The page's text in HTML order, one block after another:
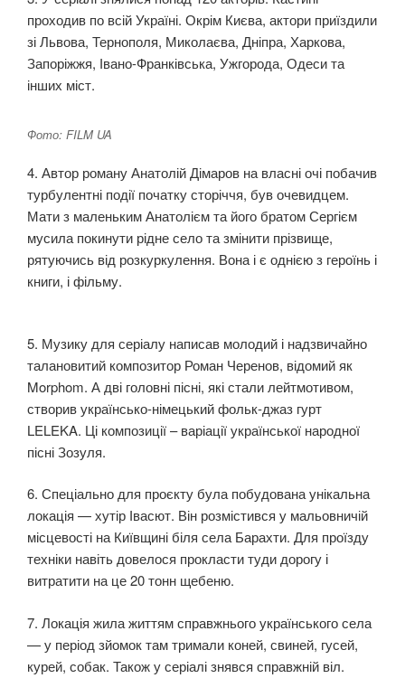
проходив по всій Україні. Окрім Києва, актори приїздили
зі Львова, Тернополя, Миколаєва, Дніпра, Харкова,
Запоріжжя, Івано-Франківська, Ужгорода, Одеси та
інших міст.
Фото: FILM UA
4. Автор роману Анатолій Дімаров на власні очі побачив
турбулентні події початку сторіччя, був очевидцем.
Мати з маленьким Анатолієм та його братом Сергієм
мусила покинути рідне село та змінити прізвище,
рятуючись від розкуркулення. Вона і є однією з героїнь і
книги, і фільму.
5. Музику для серіалу написав молодий і надзвичайно
талановитий композитор Роман Черенов, відомий як
Morphom. А дві головні пісні, які стали лейтмотивом,
створив українсько-німецький фольк-джаз гурт
LELEKA. Ці композиції – варіації української народної
пісні Зозуля.
6. Спеціально для проєкту була побудована унікальна
локація — хутір Івасют. Він розмістився у мальовничій
місцевості на Київщині біля села Барахти. Для проїзду
техніки навіть довелося прокласти туди дорогу і
витратити на це 20 тонн щебеню.
7. Локація жила життям справжнього українського села
— у період зйомок там тримали коней, свиней, гусей,
курей, собак. Також у серіалі знявся справжній віл.